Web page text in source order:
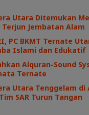
Utara Ditemukan
Jembatan Alam
PC BKMT Ternate
Islami dan Edukatif
Alquran-Sound
Ternate
Utara Tenggelam di
SAR Turun Tangan